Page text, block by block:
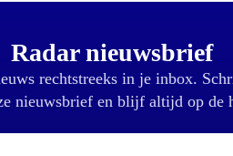
Radar nieuwsbrief
rechtstreeks in je inbox.
nieuwsbrief en blijf altijd op de
E-mailadres: